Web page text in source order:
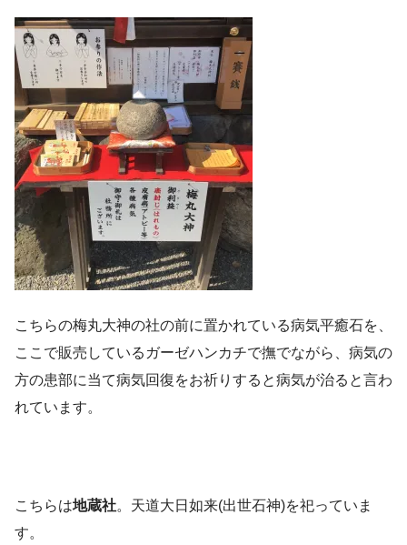
こちらの梅丸大神の社の前に置かれている病気平癒石を、
ここで販売しているガーゼハンカチで撫でながら、病気の
方の患部に当て病気回復をお祈りすると病気が治ると言わ
れています。
こちらは地蔵社。天道大日如来(出世石神)を祀っていま
す。